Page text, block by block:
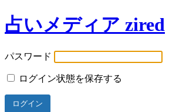
占いメディア zired
パスワード
ログイン状態を保存する